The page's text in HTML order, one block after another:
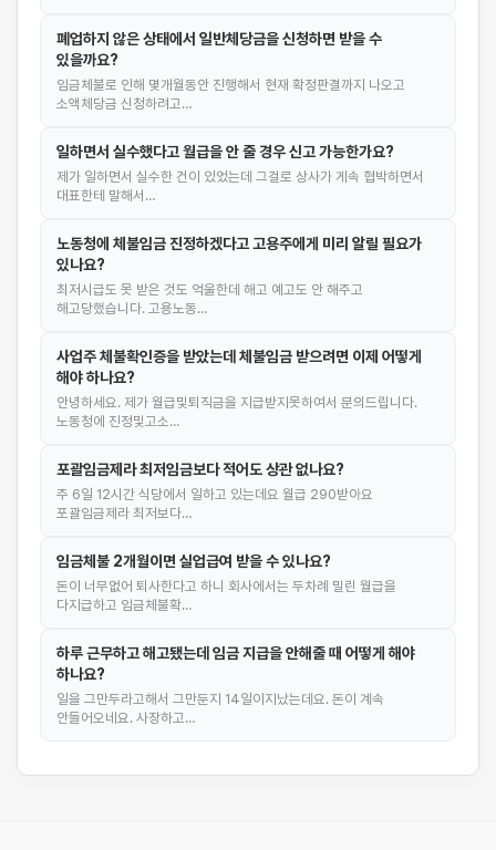
폐업하지 않은 상태에서 일반체당금을 신청하면 받을 수
있을까요?
임금체불로 인해 몇개월동안 진행해서 현재 확정판결까지 나오고
소액체당금 신청하려고…
일하면서 실수했다고 월급을 안 줄 경우 신고 가능한가요?
제가 일하면서 실수한 건이 있었는데 그걸로 상사가 게속 협박하면서
대표한테 말해서…
노동청에 체불임금 진정하겠다고 고용주에게 미리 알릴 필요가
있나요?
최저시급도 못 받은 것도 억울한데 해고 예고도 안 해주고
해고당했습니다. 고용노동…
사업주 체불확인증을 받았는데 체불임금 받으려면 이제 어떻게
해야 하나요?
안녕하세요. 제가 월급및퇴직금을 지급받지못하여서 문의드립니다.
노동청에 진정및고소…
포괄임금제라 최저임금보다 적어도 상관 없나요?
주 6일 12시간 식당에서 일하고 있는데요 월급 290받아요
포괄임금제라 최저보다…
임금체불 2개월이면 실업급여 받을 수 있나요?
돈이 너무없어 퇴사한다고 하니 회사에서는 두차례 밀린 월급을
다지급하고 임금체불확…
하루 근무하고 해고됐는데 임금 지급을 안해줄 때 어떻게 해야
하나요?
일을 그만두라고해서 그만둔지 14일이지났는데요. 돈이 계속
안들어오네요. 사장하고…